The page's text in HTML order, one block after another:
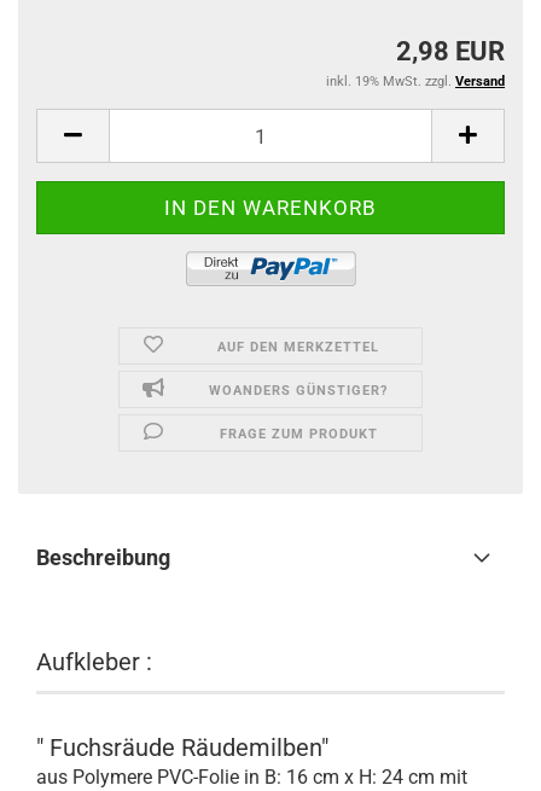
2,98 EUR
inkl. 19% MwSt. zzgl. Versand
AUF DEN MERKZETTEL
WOANDERS GÜNSTIGER?
FRAGE ZUM PRODUKT
Beschreibung
Aufkleber :
" Fuchsräude Räudemilben"
aus Polymere PVC-Folie in B: 16 cm x H: 24 cm mit